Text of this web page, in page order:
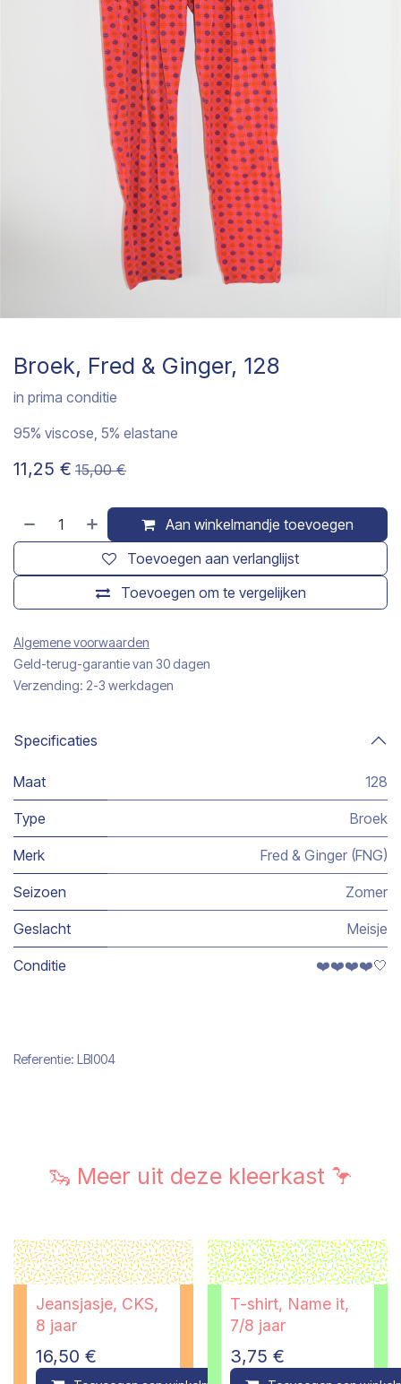
Broek, Fred & Ginger, 128
in prima conditie
95% viscose, 5% elastane
11,25 € 15,00€
Aan winkelmandje toevoegen
Toevoegen om te vergelijken
Toevoegen aan verlanglijst
Algemene voorwaarden
Geld-terug-garantie van 30 dagen
Verzending: 2-3 werkdagen
Specificaties
Maat 128
Type Broek
Merk Fred & Ginger (FNG)
Seizoen Zomer
Geslacht Meisje
Conditie ❤️❤️❤️❤️🤍
Referentie: LBI004
🦦 Meer uit deze kleerkast 🦩
Jeansjasje, CKS,
8 jaar
16,50 €
T-shirt, Name it,
7/8 jaar
3,75 €